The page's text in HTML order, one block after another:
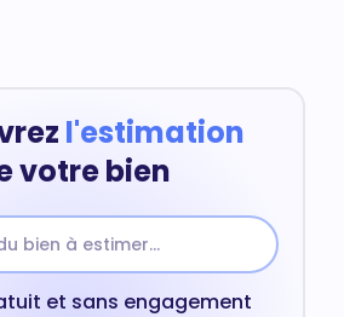
l'estimation
votre bien
et sans engagement